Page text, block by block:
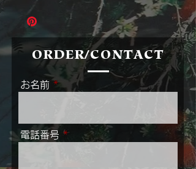
ORDER/CONTACT
お名前
電話番号